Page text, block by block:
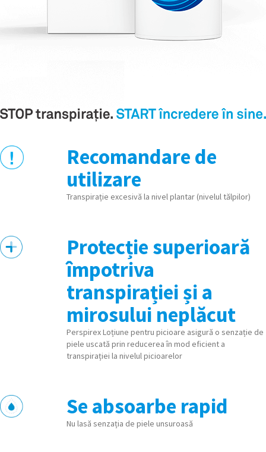
Recomandare de
utilizare
Transpirație excesivă la nivel plantar (nivelul tălpilor)
Protecție superioară
împotriva
transpirației și a
mirosului neplăcut
Perspirex Loțiune pentru picioare asigură o senzație de
piele uscată prin reducerea în mod eficient a
transpirației la nivelul picioarelor
Se absoarbe rapid
Nu lasă senzația de piele unsuroasă